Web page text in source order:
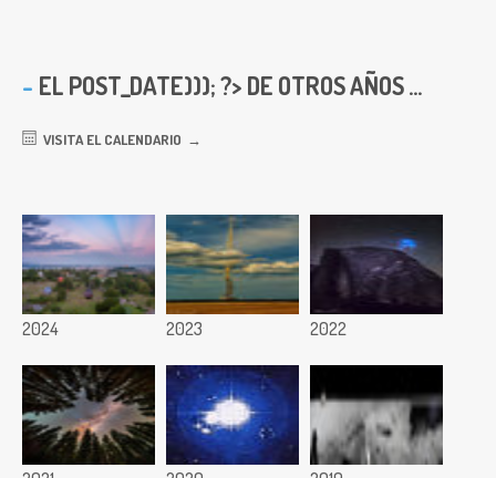
EL POST_DATE))); ?> DE OTROS AÑOS ...
VISITA EL CALENDARIO
2024 2023 2022